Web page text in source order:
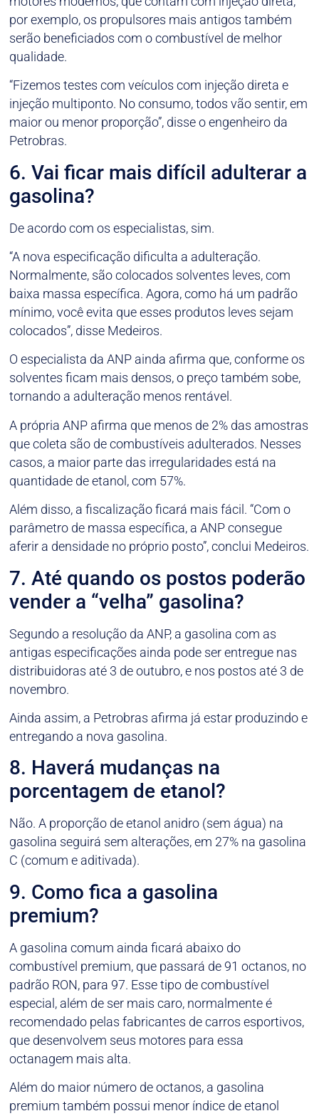
por exemplo, os propulsores mais antigos também
serão beneficiados com o combustível de melhor
qualidade.
“Fizemos testes com veículos com injeção direta e
injeção multiponto. No consumo, todos vão sentir, em
maior ou menor proporção”, disse o engenheiro da
Petrobras.
6. Vai ficar mais difícil adulterar a
gasolina?
De acordo com os especialistas, sim.
“A nova especificação dificulta a adulteração.
Normalmente, são colocados solventes leves, com
baixa massa específica. Agora, como há um padrão
mínimo, você evita que esses produtos leves sejam
colocados”, disse Medeiros.
O especialista da ANP ainda afirma que, conforme os
solventes ficam mais densos, o preço também sobe,
tornando a adulteração menos rentável.
A própria ANP afirma que menos de 2% das amostras
que coleta são de combustíveis adulterados. Nesses
casos, a maior parte das irregularidades está na
quantidade de etanol, com 57%.
Além disso, a fiscalização ficará mais fácil. “Com o
parâmetro de massa específica, a ANP consegue
aferir a densidade no próprio posto”, conclui Medeiros.
7. Até quando os postos poderão
vender a “velha” gasolina?
Segundo a resolução da ANP, a gasolina com as
antigas especificações ainda pode ser entregue nas
distribuidoras até 3 de outubro, e nos postos até 3 de
novembro.
Ainda assim, a Petrobras afirma já estar produzindo e
entregando a nova gasolina.
8. Haverá mudanças na
porcentagem de etanol?
Não. A proporção de etanol anidro (sem água) na
gasolina seguirá sem alterações, em 27% na gasolina
C (comum e aditivada).
9. Como fica a gasolina
premium?
A gasolina comum ainda ficará abaixo do
combustível premium, que passará de 91 octanos, no
padrão RON, para 97. Esse tipo de combustível
especial, além de ser mais caro, normalmente é
recomendado pelas fabricantes de carros esportivos,
que desenvolvem seus motores para essa
octanagem mais alta.
Além do maior número de octanos, a gasolina
premium também possui menor índice de etanol